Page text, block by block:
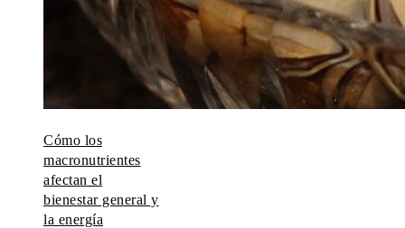
Cómo los
macronutrientes
afectan el
bienestar general y
la energía